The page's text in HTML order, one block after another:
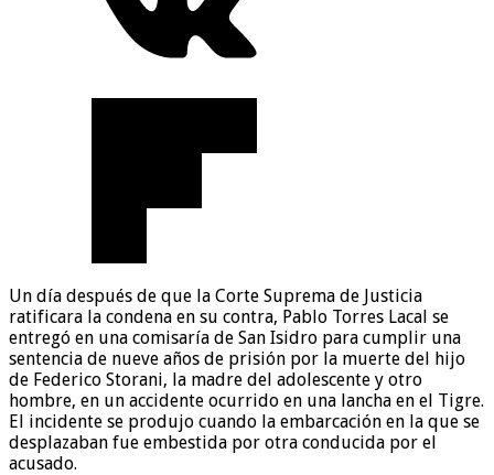
Un día después de que la Corte Suprema de Justicia
ratificara la condena en su contra, Pablo Torres Lacal se
entregó en una comisaría de San Isidro para cumplir una
sentencia de nueve años de prisión por la muerte del hijo
de Federico Storani, la madre del adolescente y otro
hombre, en un accidente ocurrido en una lancha en el Tigre.
El incidente se produjo cuando la embarcación en la que se
desplazaban fue embestida por otra conducida por el
acusado.